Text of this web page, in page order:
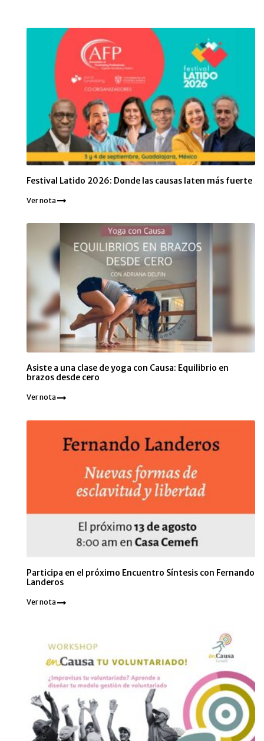
Festival Latido 2026: Donde las causas laten más fuerte
Ver nota
Asiste a una clase de yoga con Causa: Equilibrio en
brazos desde cero
Ver nota
Participa en el próximo Encuentro Síntesis con Fernando
Landeros
Ver nota